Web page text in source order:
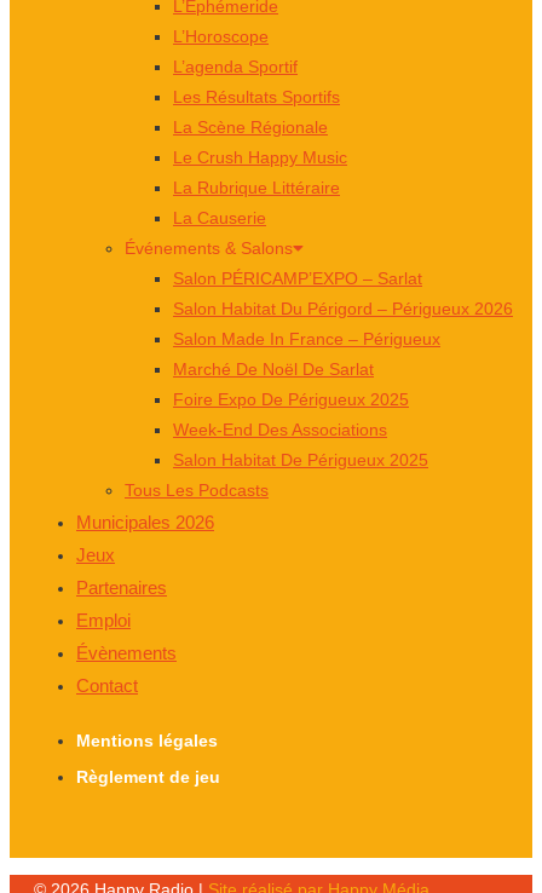
L’Éphémeride
L’Horoscope
L’agenda Sportif
Les Résultats Sportifs
La Scène Régionale
Le Crush Happy Music
La Rubrique Littéraire
La Causerie
Événements & Salons
Salon PÉRICAMP’EXPO – Sarlat
Salon Habitat Du Périgord – Périgueux 2026
Salon Made In France – Périgueux
Marché De Noël De Sarlat
Foire Expo De Périgueux 2025
Week-End Des Associations
Salon Habitat De Périgueux 2025
Tous Les Podcasts
Municipales 2026
Jeux
Partenaires
Emploi
Évènements
Contact
Mentions légales
Règlement de jeu
© 2026 Happy Radio | Site réalisé par Happy Média